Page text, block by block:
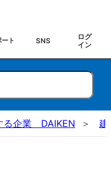
ト SNS
ログ
イン
る企業 DAIKEN 建